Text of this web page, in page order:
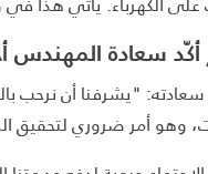
أكّد سعادة المهندس
وهو أمر ضروري لتحقيق